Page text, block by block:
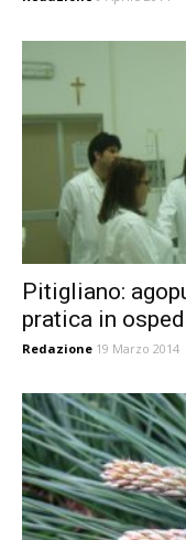
Pitigliano:
pratica in
Redazione 19 Marzo 2014